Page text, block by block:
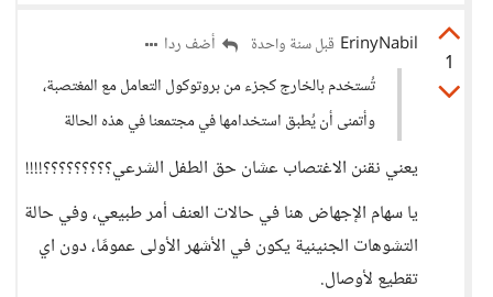
1
ErinyNabil قبل سنة واحدة
أضف ردا
تُستخدم بالخارج كجزء من بروتوكول التعامل مع المغتصبة،
وأتمنى أن يُطبق استخدامها في مجتمعنا في هذه الحالة
يعني نقنن الاغتصاب عشان حق الطفل الشرعي؟؟؟؟؟؟؟؟؟!!!!
يا سهام الإجهاض هنا في حالات العنف أمر طبيعي، وفي حالة
التشوهات الجنينية يكون في الأشهر الأولى عمومًا، دون اي
تقطيع لأوصال.